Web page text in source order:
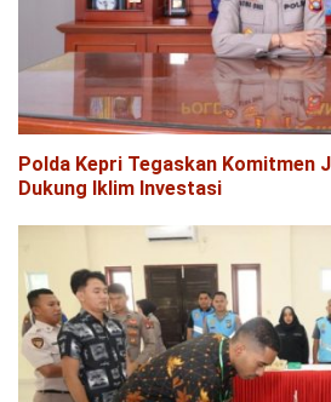
Polda Kepri Tegaskan Komitmen
Dukung Iklim Investasi